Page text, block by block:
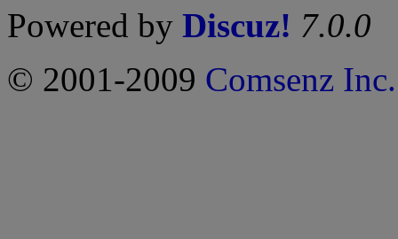
Powered by Discuz! 7.0.0
© 2001-2009 Comsenz Inc.